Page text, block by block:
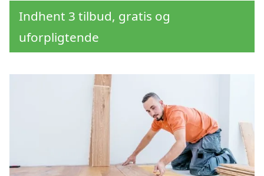
Indhent 3 tilbud, gratis og
uforpligtende